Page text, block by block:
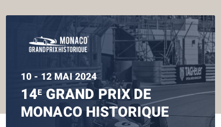
10 - 12 MAI 2024
14E GRAND PRIX DE
MONACO HISTORIQUE